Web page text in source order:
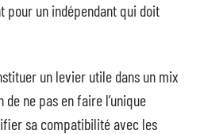
pour un indépendant qui doit
un levier utile dans un mix
ne pas en faire l’unique
sa compatibilité avec les